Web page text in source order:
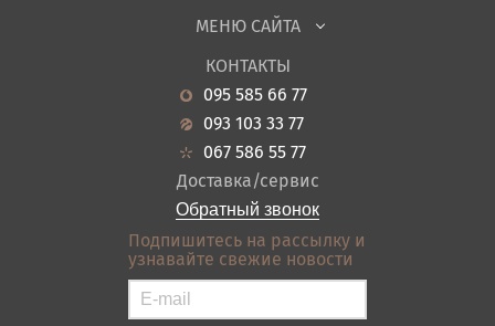
Садовая мебель
Гостиная
Кухня
Прихожие
Ванная
Акции
МЕНЮ САЙТА
О нас
Новости
Гарантия
Кредит
Оплата и доставка
Отзывы
Контакты
Карта сайта
Условия покупки
КОНТАКТЫ
095 585 66 77
093 103 33 77
067 586 55 77
Доставка/сервис
Обратный звонок
Подпишитесь на рассылку и
узнавайте свежие новости